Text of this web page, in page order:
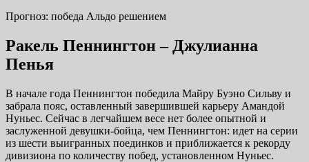
Прогноз: победа Альдо решением
Ракель Пеннингтон – Джулианна
Пенья
В начале года Пеннингтон победила Майру Буэно Сильву и
забрала пояс, оставленный завершившей карьеру Амандой
Нуньес. Сейчас в легчайшем весе нет более опытной и
заслуженной девушки-бойца, чем Пеннингтон: идет на серии
из шести выигранных поединков и приближается к рекорду
дивизиона по количеству побед, установленном Нуньес.